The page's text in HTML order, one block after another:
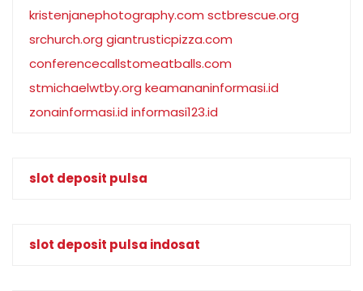
kristenjanephotography.com sctbrescue.org
srchurch.org giantrusticpizza.com
conferencecallstomeatballs.com
stmichaelwtby.org keamananinformasi.id
zonainformasi.id informasi123.id
slot deposit pulsa
slot deposit pulsa indosat